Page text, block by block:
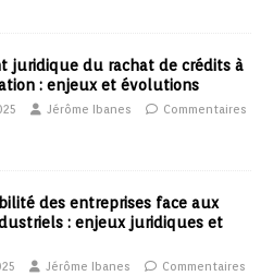
juridique du rachat de crédits à
: enjeux et évolutions
Jérôme Ibanes
Commentaires
des entreprises face aux
: enjeux juridiques et
Jérôme Ibanes
Commentaires